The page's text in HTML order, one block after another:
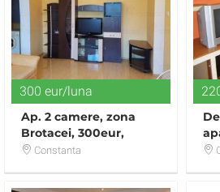
300 eur/luna
Ap. 2 camere, zona
Brotacei, 300eur,
termen lung, exclus
Constanta